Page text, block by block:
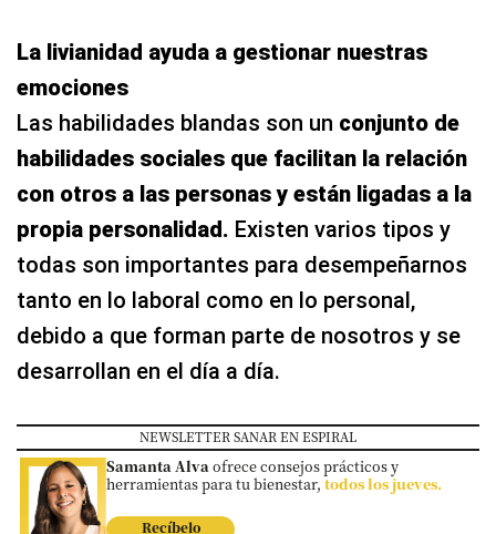
La livianidad ayuda a gestionar nuestras
emociones
Las habilidades blandas son un conjunto de
habilidades sociales que facilitan la relación
con otros a las personas y están ligadas a la
propia personalidad. Existen varios tipos y
todas son importantes para desempeñarnos
tanto en lo laboral como en lo personal,
debido a que forman parte de nosotros y se
desarrollan en el día a día.
NEWSLETTER SANAR EN ESPIRAL
Samanta Alva ofrece consejos prácticos y
herramientas para tu bienestar,todos los jueves.
Recíbelo